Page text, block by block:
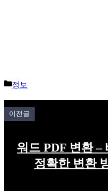
Categories
정보
이전글
워드 PDF 변환 –
정확한 변환